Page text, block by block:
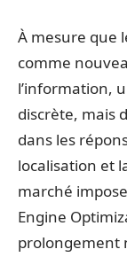
À mesure que
comme
l’information,
discrète, mais
dans les
localisation et
marché
Engine
prolongement